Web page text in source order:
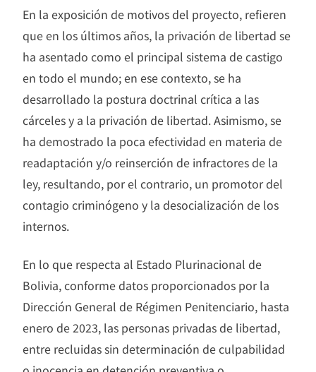
En la exposición de motivos del proyecto, refieren
que en los últimos años, la privación de libertad se
ha asentado como el principal sistema de castigo
en todo el mundo; en ese contexto, se ha
desarrollado la postura doctrinal crítica a las
cárceles y a la privación de libertad. Asimismo, se
ha demostrado la poca efectividad en materia de
readaptación y/o reinserción de infractores de la
ley, resultando, por el contrario, un promotor del
contagio criminógeno y la desocialización de los
internos.
En lo que respecta al Estado Plurinacional de
Bolivia, conforme datos proporcionados por la
Dirección General de Régimen Penitenciario, hasta
enero de 2023, las personas privadas de libertad,
entre recluidas sin determinación de culpabilidad